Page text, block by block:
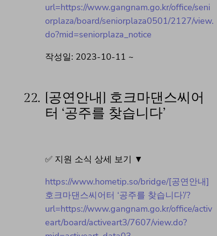
url=https://www.gangnam.go.kr/office/seni
orplaza/board/seniorplaza0501/2127/view.
do?mid=seniorplaza_notice
작성일: 2023-10-11 ~
22. [공연안내] 호크마댄스씨어
터 ‘공주를 찾습니다’
✅ 지원 소식 상세 보기 ▼
https://www.hometip.so/bridge/[공연안내]
호크마댄스씨어터 ‘공주를 찾습니다’/?
url=https://www.gangnam.go.kr/office/activ
eart/board/activeart3/7607/view.do?